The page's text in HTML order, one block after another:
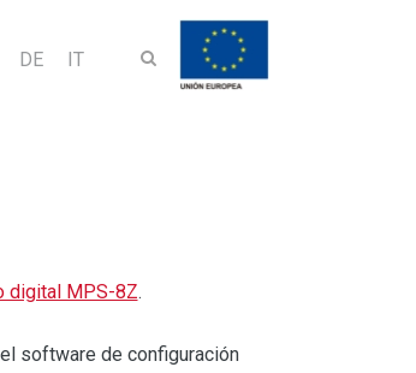
DE IT
digital MPS-8Z.
software de configuración